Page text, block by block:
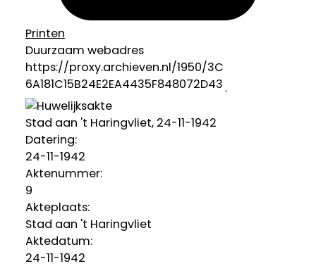
Printen
Duurzaam webadres
Stad aan 't Haringvliet, 24-11-1942
Datering:
24-11-1942
Aktenummer:
9
Akteplaats:
Stad aan 't Haringvliet
Aktedatum:
24-11-1942